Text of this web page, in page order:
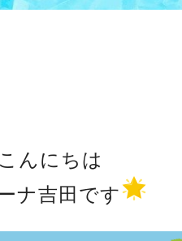
んにちは
ナ吉田です